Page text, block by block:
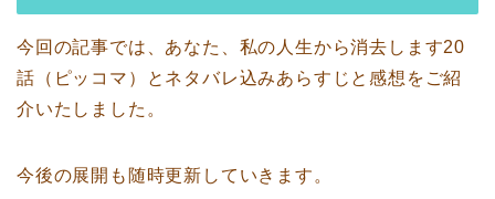
今回の記事では、あなた、私の人生から消去します20
話（ピッコマ）とネタバレ込みあらすじと感想をご紹
介いたしました。
今後の展開も随時更新していきます。